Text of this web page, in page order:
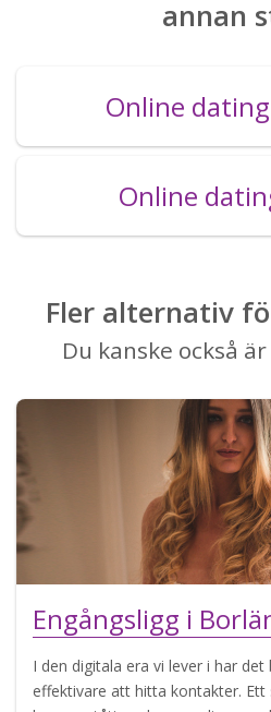
annan
Online
Online
Fler alternativ
Du kanske också
Engångsligg i
I den digitala era vi lever i har
effektivare att hitta kontakter.